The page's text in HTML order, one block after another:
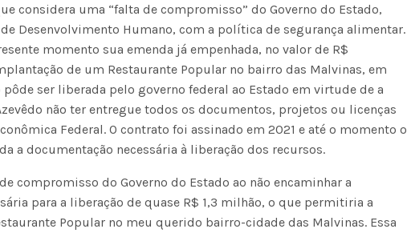
considera uma “falta de compromisso” do Governo do Estado,
Desenvolvimento Humano, com a política de segurança alimentar.
momento sua emenda já empenhada, no valor de R$
de um Restaurante Popular no bairro das Malvinas, em
pôde ser liberada pelo governo federal ao Estado em virtude de a
não ter entregue todos os documentos, projetos ou licenças
Federal. O contrato foi assinado em 2021 e até o momento o
a documentação necessária à liberação dos recursos.
compromisso do Governo do Estado ao não encaminhar a
para a liberação de quase R$ 1,3 milhão, o que permitiria a
Popular no meu querido bairro-cidade das Malvinas. Essa